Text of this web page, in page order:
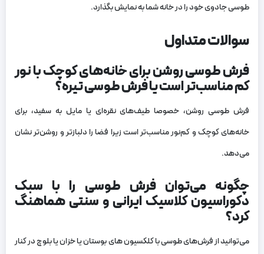
طوسی جادوی خود را در خانه شما به نمایش بگذارد.
سوالات متداول
فرش طوسی روشن برای خانه‌های کوچک با نور
کم مناسب‌تر است یا فرش طوسی تیره؟
فرش طوسی روشن، خصوصا طیف‌های نقره‌ای یا مایل به سفید، برای
خانه‌های کوچک و کم‌نور مناسب‌تر است زیرا فضا را دلبازتر و روشن‌تر نشان
می‌دهد.
چگونه می‌توان فرش طوسی را با سبک
دکوراسیون کلاسیک ایرانی و سنتی هماهنگ
کرد؟
می‌توانید از فرش‌های طوسی با کلکسیون های بوستان یا خزان یا بلوچ در کنار